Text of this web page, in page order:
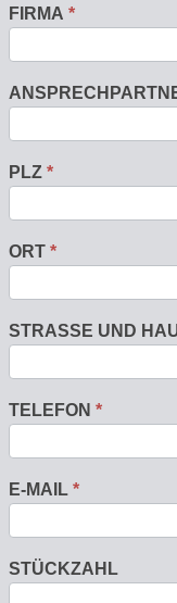
FIRMA *
PLZ *
ORT *
STRASSE UND
TELEFON *
E-MAIL *
STÜCKZAHL